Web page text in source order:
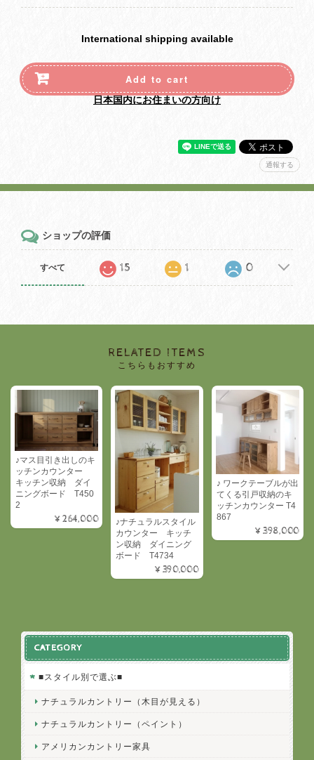
International shipping available
Add to cart
日本国内にお住まいの方向け
通報する
ショップの評価
すべて 15 1 0
RELATED ITEMS
こちらもおすすめ
♪マス目引き出しのキ
ッチンカウンター
キッチン収納 ダイ
ニングボード T450
2
¥264,000
♪ナチュラルスタイル
カウンター キッチ
ン収納 ダイニング
ボード T4734
¥390,000
♪ ワークテーブルが出
てくる引戸収納のキ
ッチンカウンター T4
867
¥398,000
CATEGORY
■スタイル別で選ぶ■
ナチュラルカントリー（木目が見える）
ナチュラルカントリー（ペイント）
アメリカンカントリー家具